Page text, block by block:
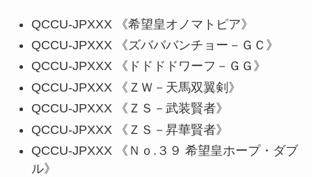
QCCU-JPXXX 《希望皇オノマトピア》
QCCU-JPXXX 《ズバババンチョー－ＧＣ》
QCCU-JPXXX 《ドドドドワーフ－ＧＧ》
QCCU-JPXXX 《ＺＷ－天馬双翼剣》
QCCU-JPXXX 《ＺＳ－武装賢者》
QCCU-JPXXX 《ＺＳ－昇華賢者》
QCCU-JPXXX 《Ｎｏ.３９ 希望皇ホープ・ダブ
ル》